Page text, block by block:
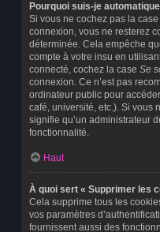
Pourquoi suis-je
Si vous ne cochez pas la case
connexion, vous ne resterez
déterminée. Cela empêche
compte à votre insu en
connecté, cochez la case Se
connexion. Ce n’est pas
ordinateur public pour
café, université, etc.). Si vous
signifie qu’un administrateur
fonctionnalité.
Haut
À quoi sert « Supprimer les
Cela supprime tous les
vos paramètres
fournissent aussi des